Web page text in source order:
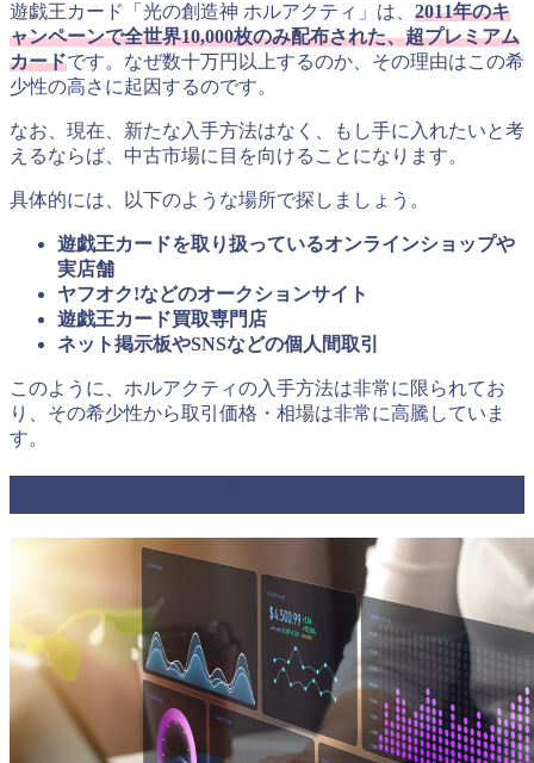
遊戯王カード「光の創造神 ホルアクティ」は、 2011年のキ
ャンペーンで全世界10,000枚のみ配布された、超プレミアム
カードです。なぜ数十万円以上するのか、その理由はこの希
少性の高さに起因するのです。
なお、現在、新たな入手方法はなく、もし手に入れたいと考
えるならば、中古市場に目を向けることになります。
具体的には、以下のような場所で探しましょう。
遊戯王カードを取り扱っているオンラインショップや
実店舗
ヤフオク!などのオークションサイト
遊戯王カード買取専門店
ネット掲示板やSNSなどの個人間取引
このように、ホルアクティの入手方法は非常に限られてお
り、その希少性から取引価格・相場は非常に高騰していま
す。